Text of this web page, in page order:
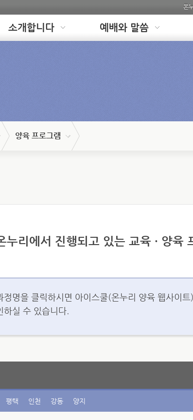
온
소개합니다 예배와 말씀
양육 프로그램
누리에서 진행되고 있는 교육 · 양육
정명을 클릭하시면 아이스쿨(온누리 양육 웹사이
하실 수 있습니다.
평택 인천 강동 양지